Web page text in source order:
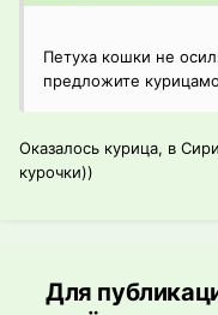
Петуха кошки не
предложите
Оказалось курица, в
курочки))
Для